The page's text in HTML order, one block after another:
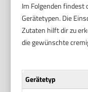
Im Folgenden findest
Gerätetypen. Die
Zutaten hilft dir zu
die gewünschte
Gerätetyp